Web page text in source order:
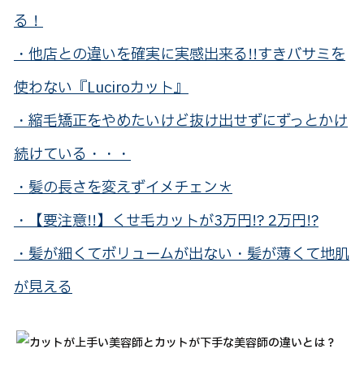
る！
・他店との違いを確実に実感出来る!!すきバサミを
使わない『Luciroカット』
・縮毛矯正をやめたいけど抜け出せずにずっとかけ
続けている・・・
・髪の長さを変えずイメチェン＊
・【要注意!!】くせ毛カットが3万円!? 2万円!?
・髪が細くてボリュームが出ない・髪が薄くて地肌
が見える